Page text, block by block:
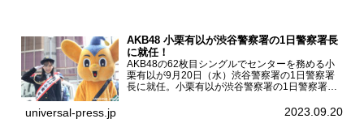
AKB48 小栗有以が渋谷警察署の1日警察署長
に就任！
AKB48の62枚目シングルでセンターを務める小
栗有以が9月20日（水）渋谷警察署の1日警察署
長に就任。小栗有以が渋谷警察署の1日警察署長
での10日間実施される令和5年 秋の全国交通安全
universal-press.jp 2023.09.20